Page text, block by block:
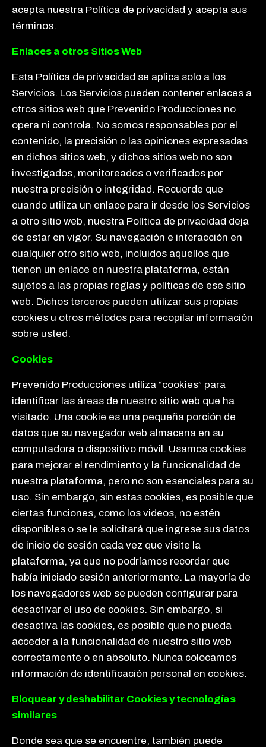
acepta nuestra Política de privacidad y acepta sus
términos.
Enlaces a otros Sitios Web
Esta Política de privacidad se aplica solo a los
Servicios. Los Servicios pueden contener enlaces a
otros sitios web que Prevenido Producciones no
opera ni controla. No somos responsables por el
contenido, la precisión o las opiniones expresadas
en dichos sitios web, y dichos sitios web no son
investigados, monitoreados o verificados por
nuestra precisión o integridad. Recuerde que
cuando utiliza un enlace para ir desde los Servicios
a otro sitio web, nuestra Política de privacidad deja
de estar en vigor. Su navegación e interacción en
cualquier otro sitio web, incluidos aquellos que
tienen un enlace en nuestra plataforma, están
sujetos a las propias reglas y políticas de ese sitio
web. Dichos terceros pueden utilizar sus propias
cookies u otros métodos para recopilar información
sobre usted.
Cookies
Prevenido Producciones utiliza “cookies” para
identificar las áreas de nuestro sitio web que ha
visitado. Una cookie es una pequeña porción de
datos que su navegador web almacena en su
computadora o dispositivo móvil. Usamos cookies
para mejorar el rendimiento y la funcionalidad de
nuestra plataforma, pero no son esenciales para su
uso. Sin embargo, sin estas cookies, es posible que
ciertas funciones, como los videos, no estén
disponibles o se le solicitará que ingrese sus datos
de inicio de sesión cada vez que visite la
plataforma, ya que no podríamos recordar que
había iniciado sesión anteriormente. La mayoría de
los navegadores web se pueden configurar para
desactivar el uso de cookies. Sin embargo, si
desactiva las cookies, es posible que no pueda
acceder a la funcionalidad de nuestro sitio web
correctamente o en absoluto. Nunca colocamos
información de identificación personal en cookies.
Bloquear y deshabilitar Cookies y tecnologías
similares
Donde sea que se encuentre, también puede